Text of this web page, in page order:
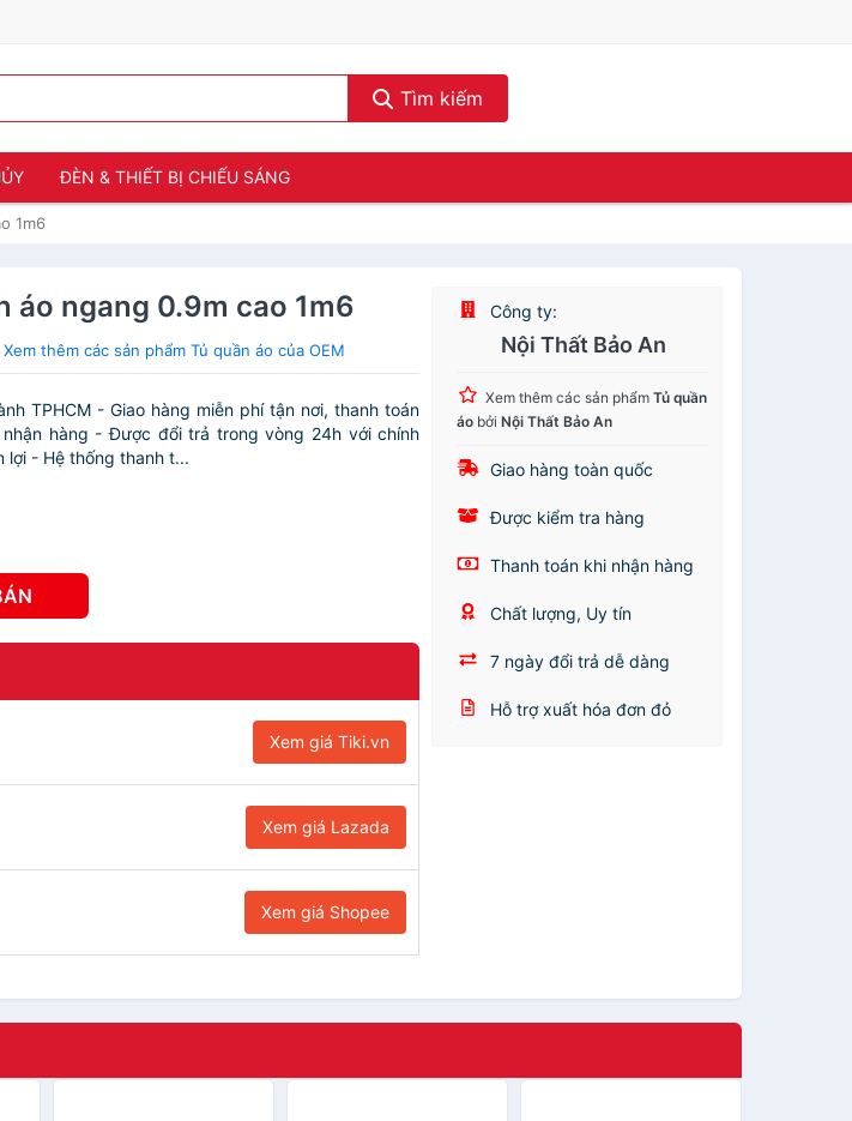
Tìm kiếm
ĐÈN & THIẾT BỊ CHIẾU SÁNG
1m6
áo ngang 0.9m cao 1m6
|Xem thêm các sản phẩm Tủ quần áo của OEM
TPHCM - Giao hàng miễn phí tận nơi, thanh toán
hàng - Được đổi trả trong vòng 24h với chính
lợi - Hệ thống thanh t...
Xem giá Tiki.vn
Xem giá Lazada
Xem giá Shopee
Công ty:
Nội Thất Bảo An
Xem thêm các sản phẩmTủ quần
áo bởiNội Thất Bảo An
Giao hàng toàn quốc
Được kiểm tra hàng
Thanh toán khi nhận hàng
Chất lượng, Uy tín
7 ngày đổi trả dễ dàng
Hỗ trợ xuất hóa đơn đỏ